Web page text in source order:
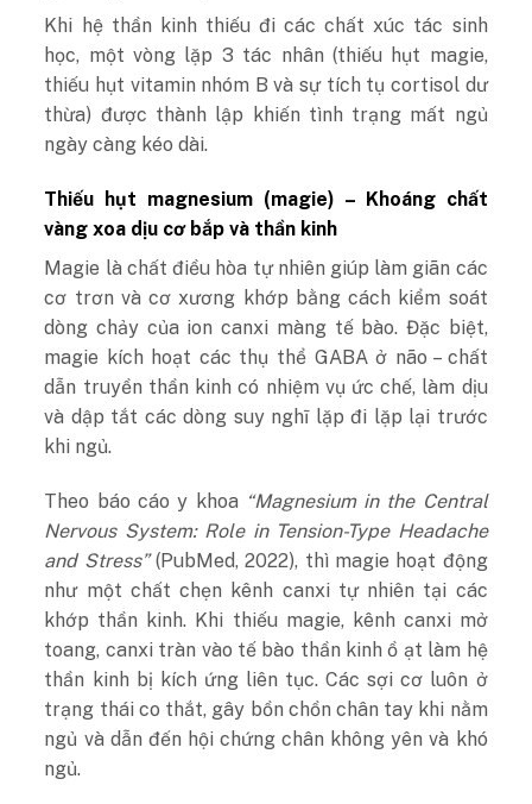
Khi hệ thần kinh thiếu đi các chất xúc tác sinh
học, một vòng lặp 3 tác nhân (thiếu hụt magie,
thiếu hụt vitamin nhóm B và sự tích tụ cortisol dư
thừa) được thành lập khiến tình trạng mất ngủ
ngày càng kéo dài.
Thiếu hụt magnesium (magie) – Khoáng chất
vàng xoa dịu cơ bắp và thần kinh
Magie là chất điều hòa tự nhiên giúp làm giãn các
cơ trơn và cơ xương khớp bằng cách kiểm soát
dòng chảy của ion canxi màng tế bào. Đặc biệt,
magie kích hoạt các thụ thể GABA ở não – chất
dẫn truyền thần kinh có nhiệm vụ ức chế, làm dịu
và dập tắt các dòng suy nghĩ lặp đi lặp lại trước
khi ngủ.
Theo báo cáo y khoa “Magnesium in the Central
Nervous System: Role in Tension-Type Headache
and Stress”(PubMed, 2022), thì magie hoạt động
như một chất chẹn kênh canxi tự nhiên tại các
khớp thần kinh. Khi thiếu magie, kênh canxi mở
toang, canxi tràn vào tế bào thần kinh ồ ạt làm hệ
thần kinh bị kích ứng liên tục. Các sợi cơ luôn ở
trạng thái co thắt, gây bồn chồn chân tay khi nằm
ngủ và dẫn đến hội chứng chân không yên và khó
ngủ.